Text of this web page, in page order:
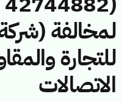
لمخالفة
للتجارة
الاتصالات